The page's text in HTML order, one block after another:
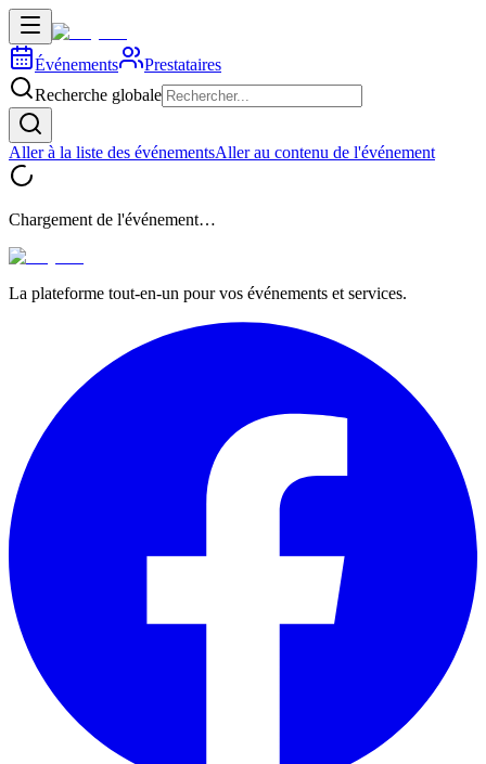
Événements
Prestataires
Recherche globale
Aller à la liste des événementsAller au contenu de l'événement
Chargement de l'événement…
La plateforme tout-en-un pour vos événements et services.